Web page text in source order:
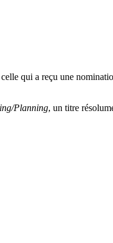
qui a reçu une
Planning, un titre